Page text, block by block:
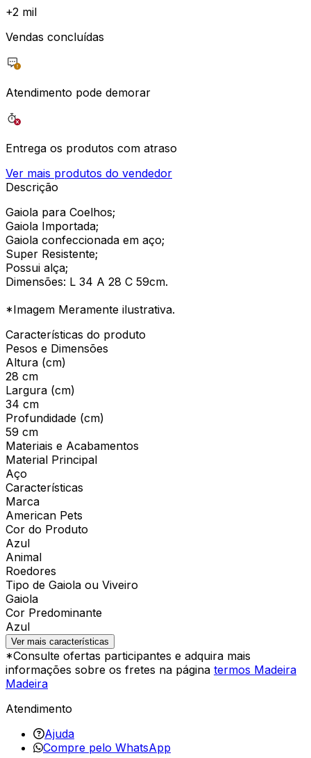
+2 mil
Vendas concluídas
Atendimento pode demorar
Entrega os produtos com atraso
Ver mais produtos do vendedor
Descrição
Gaiola para Coelhos;
Gaiola Importada;
Gaiola confeccionada em aço;
Super Resistente;
Possui alça;
Dimensões: L 34 A 28 C 59cm.
*Imagem Meramente ilustrativa.
Características do produto
Pesos e Dimensões
Altura (cm)
28 cm
Largura (cm)
34 cm
Profundidade (cm)
59 cm
Materiais e Acabamentos
Material Principal
Aço
Características
Marca
American Pets
Cor do Produto
Azul
Animal
Roedores
Tipo de Gaiola ou Viveiro
Gaiola
Cor Predominante
Azul
Ver mais características
*Consulte ofertas participantes e adquira mais
informações sobre os fretes na página termos Madeira
Madeira
Atendimento
Ajuda
Compre pelo WhatsApp